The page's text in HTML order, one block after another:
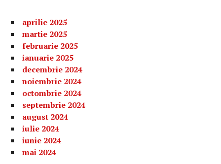
aprilie 2025
martie 2025
februarie 2025
ianuarie 2025
decembrie 2024
noiembrie 2024
octombrie 2024
septembrie 2024
august 2024
iulie 2024
iunie 2024
mai 2024